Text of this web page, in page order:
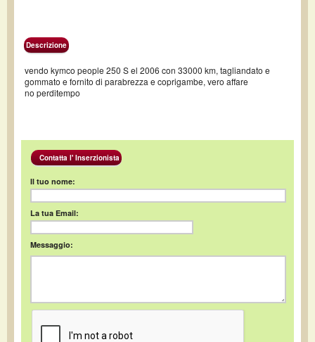
Descrizione
vendo kymco people 250 S el 2006 con 33000 km, tagliandato e
gommato e fornito di parabrezza e coprigambe, vero affare
no perditempo
Contatta l' Inserzionista
Il tuo nome:
La tua Email:
Messaggio: